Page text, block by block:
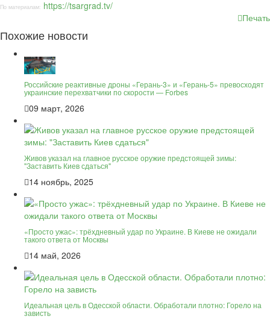
По материалам: https://tsargrad.tv/
Печать
Похожие новости
Российские реактивные дроны «Герань-3» и «Герань-5» превосходят
украинские перехватчики по скорости — Forbes
09 март, 2026
Живов указал на главное русское оружие предстоящей зимы:
"Заставить Киев сдаться"
14 ноябрь, 2025
«Просто ужас»: трёхдневный удар по Украине. В Киеве не ожидали
такого ответа от Москвы
14 май, 2026
Идеальная цель в Одесской области. Обработали плотно: Горело на
зависть